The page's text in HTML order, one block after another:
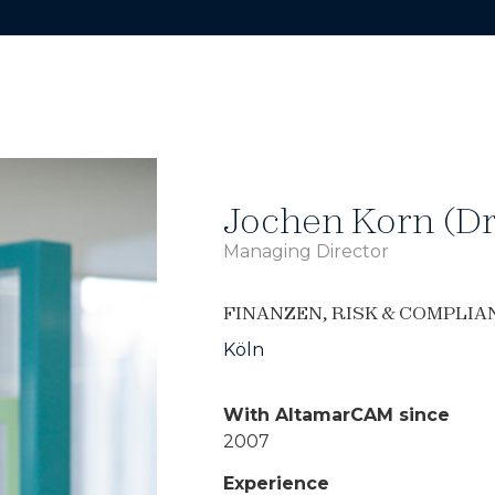
Jochen Korn
Managing Director
FINANZEN, RISK &
Köln
With AltamarCAM since
2007
Experience